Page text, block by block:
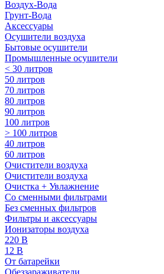
Воздух-Вода
Грунт-Вода
Аксессуары
Осушители воздуха
Бытовые осушители
Промышленные осушители
< 30 литров
50 литров
70 литров
80 литров
90 литров
100 литров
> 100 литров
40 литров
60 литров
Очистители воздуха
Очистители воздуха
Очистка + Увлажнение
Cо сменными фильтрами
Без сменных фильтров
Фильтры и аксессуары
Ионизаторы воздуха
220 В
12 В
От батарейки
Обеззараживатели